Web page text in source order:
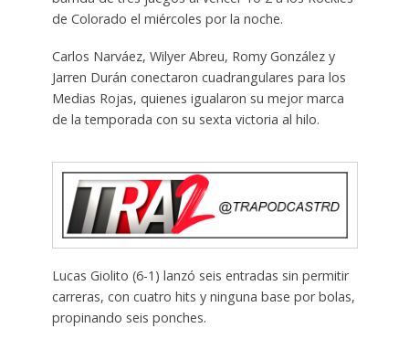
de Colorado el miércoles por la noche.
Carlos Narváez, Wilyer Abreu, Romy González y
Jarren Durán conectaron cuadrangulares para los
Medias Rojas, quienes igualaron su mejor marca
de la temporada con su sexta victoria al hilo.
Lucas Giolito (6-1) lanzó seis entradas sin permitir
carreras, con cuatro hits y ninguna base por bolas,
propinando seis ponches.